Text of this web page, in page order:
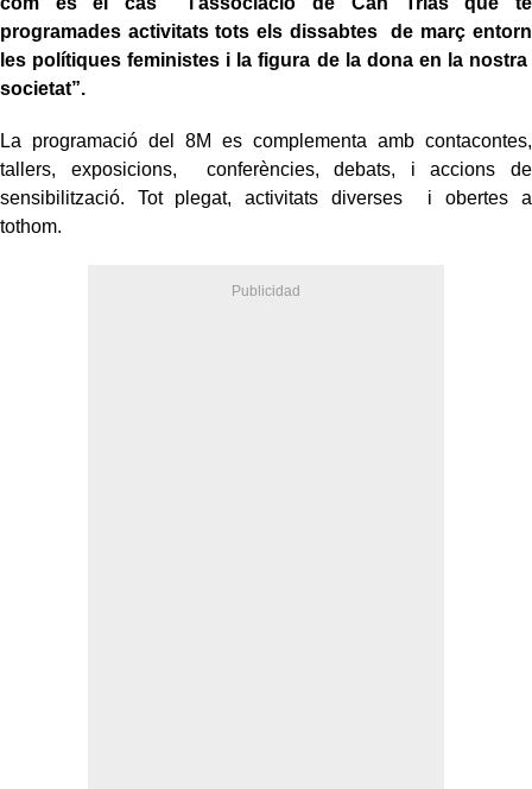
programades activitats tots els dissabtes de març entorn
les polítiques feministes i la figura de la dona en la nostra
societat”.
La programació del 8M es complementa amb contacontes,
tallers, exposicions, conferències, debats, i accions de
sensibilització. Tot plegat, activitats diverses i obertes a
tothom.